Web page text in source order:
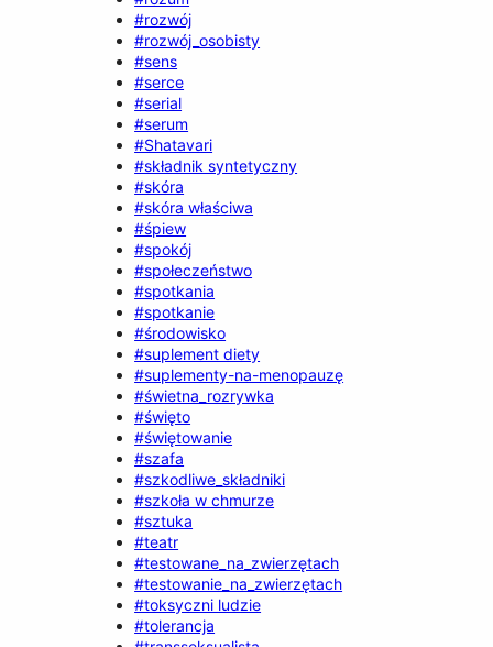
#rozwój
#rozwój_osobisty
#sens
#serce
#serial
#serum
#Shatavari
#składnik syntetyczny
#skóra
#skóra właściwa
#śpiew
#spokój
#społeczeństwo
#spotkania
#spotkanie
#środowisko
#suplement diety
#suplementy-na-menopauzę
#świetna_rozrywka
#święto
#świętowanie
#szafa
#szkodliwe_składniki
#szkoła w chmurze
#sztuka
#teatr
#testowane_na_zwierzętach
#testowanie_na_zwierzętach
#toksyczni ludzie
#tolerancja